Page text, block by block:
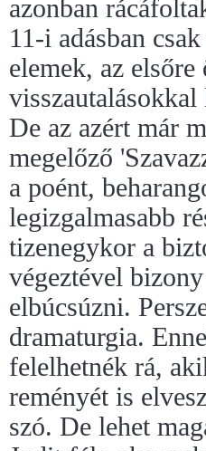
azonban
11-i adásban
elemek, az
De az azért már
megelőző
a poént,
legizgalmasabb
tizenegykor a
végeztével
elbúcsúzni.
dramaturgia.
felelhetnék rá,
reményét is
szó. De lehet